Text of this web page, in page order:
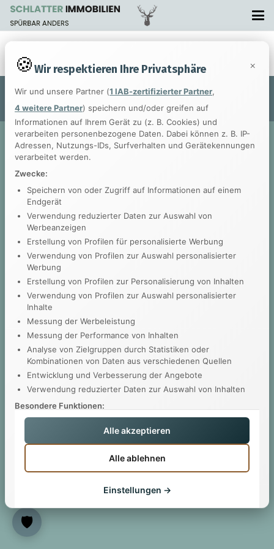
© 2017Impreza Themeby UpSolution
Wir respektieren Ihre Privatsphäre ×
Wir und unsere Partner (1 IAB-zertifizierter Partner,
4 weitere Partner) speichern und/oder greifen auf
Informationen auf Ihrem Gerät zu (z. B. Cookies) und
verarbeiten personenbezogene Daten. Dabei können z. B. IP-
Adressen, Nutzungs-IDs, Surfverhalten und Gerätekennungen
verarbeitet werden.
Zwecke:
Speichern von oder Zugriff auf Informationen auf einem
Endgerät
Verwendung reduzierter Daten zur Auswahl von
Werbeanzeigen
Erstellung von Profilen für personalisierte Werbung
Verwendung von Profilen zur Auswahl personalisierter
Werbung
Erstellung von Profilen zur Personalisierung von Inhalten
Verwendung von Profilen zur Auswahl personalisierter
Inhalte
Messung der Werbeleistung
Messung der Performance von Inhalten
Analyse von Zielgruppen durch Statistiken oder
Kombinationen von Daten aus verschiedenen Quellen
Entwicklung und Verbesserung der Angebote
Verwendung reduzierter Daten zur Auswahl von Inhalten
Besondere Funktionen:
Geräte anhand von aktiv angeforderten Informationen
identifizieren
Ihre Einwilligung gilt nur für diese Website. Sie können Ihre
ändern. Einige Partner verarbeiten Ihre Daten auf Grundlage
Berechtigte Interessen verwalten
Datenschutzerklärung
Alle akzeptieren
Alle ablehnen
Einstellungen →